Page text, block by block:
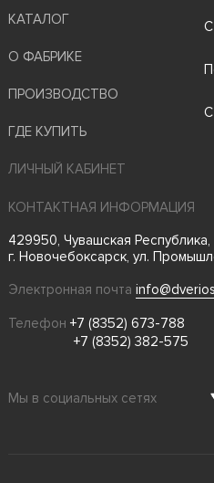
КАТАЛОГ
О ФАБРИКЕ
ПРОИЗВОДСТВО
ГДЕ КУПИТЬ
ЛИЧНЫЙ КАБИНЕТ
КОНТАКТНАЯ ИНФОРМАЦИЯ
429950, Чувашская Республика,
г. Новочебоксарск, ул.
Электронная почта
Телефон +7 (8352) 673-788
+7 (8352) 382-575
Мы в социальных сетях